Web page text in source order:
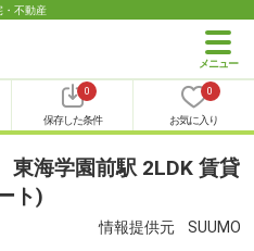
・不動産
0
保存した条件
0
お気に入り
東海学園前駅 2LDK 賃貸
ト)
情報提供元 SUUMO